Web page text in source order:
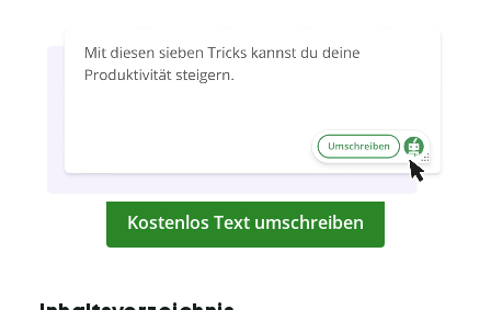
Kostenlos Text umschreiben